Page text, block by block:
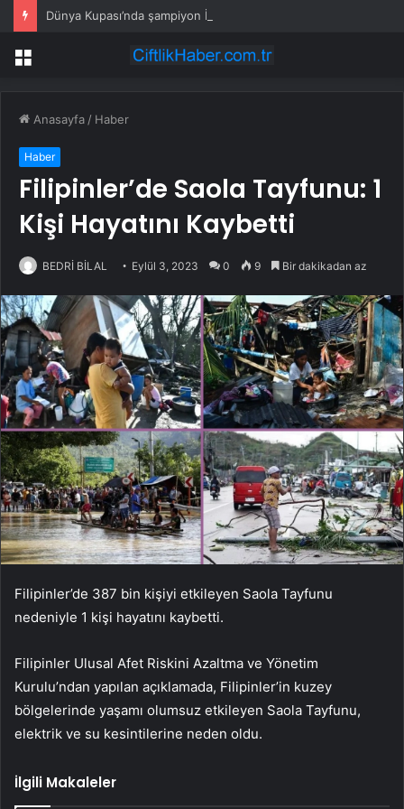
Dünya Kupası’nda şampiyon İspanya
Menü
Anasayfa / Haber
Haber
Filipinler’de Saola Tayfunu: 1
Kişi Hayatını Kaybetti
BEDRİ BİLAL Eylül 3, 2023 0 9 Bir dakikadan az
Filipinler’de 387 bin kişiyi etkileyen Saola Tayfunu
nedeniyle 1 kişi hayatını kaybetti.
Filipinler Ulusal Afet Riskini Azaltma ve Yönetim
Kurulu’ndan yapılan açıklamada, Filipinler’in kuzey
bölgelerinde yaşamı olumsuz etkileyen Saola Tayfunu,
elektrik ve su kesintilerine neden oldu.
İlgili Makaleler